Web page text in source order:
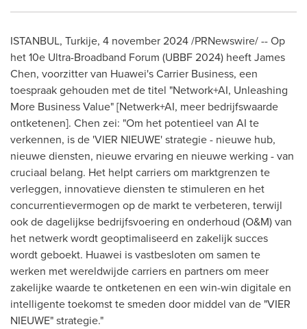
ISTANBUL, Turkije, 4 november 2024/PRNewswire/ -- Op
het 10e Ultra-Broadband Forum (UBBF 2024) heeftJames
Chen, voorzitter van Huawei's Carrier Business, een
toespraak gehouden met de titel "Network+AI, Unleashing
More Business Value" [Netwerk+AI, meer bedrijfswaarde
ontketenen]. Chen zei: "Om het potentieel van AI te
verkennen, is de 'VIER NIEUWE' strategie - nieuwe hub,
nieuwe diensten, nieuwe ervaring en nieuwe werking - van
cruciaal belang. Het helpt carriers om marktgrenzen te
verleggen, innovatieve diensten te stimuleren en het
concurrentievermogen op de markt te verbeteren, terwijl
ook de dagelijkse bedrijfsvoering en onderhoud (O&M) van
het netwerk wordt geoptimaliseerd en zakelijk succes
wordt geboekt. Huawei is vastbesloten om samen te
werken met wereldwijde carriers en partners om meer
zakelijke waarde te ontketenen en een win-win digitale en
intelligente toekomst te smeden door middel van de "VIER
NIEUWE" strategie."